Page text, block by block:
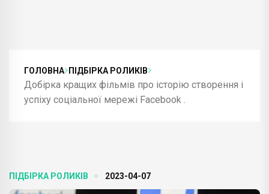
ГОЛОВНА ПІДБІРКА РОЛИКІВ
Добірка кращих фільмів про історію створення і
успіху соціальної мережі Facebook .
ПІДБІРКА РОЛИКІВ 2023-04-07